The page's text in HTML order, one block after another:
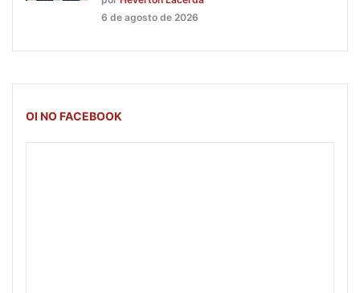
6 de agosto de 2026
OI NO FACEBOOK